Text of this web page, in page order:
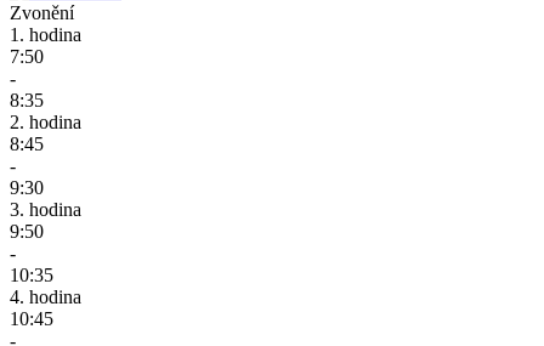
Zvonění
1. hodina
7:50
-
8:35
2. hodina
8:45
-
9:30
3. hodina
9:50
-
10:35
4. hodina
10:45
-